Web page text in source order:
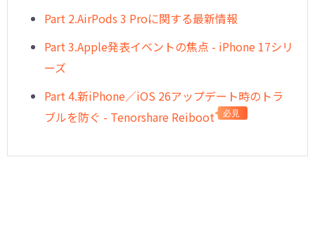
Part 2.AirPods 3 Proに関する最新情報
Part 3.Apple発表イベントの焦点 - iPhone 17シリ
ーズ
Part 4.新iPhone／iOS 26アップデート時のトラ
ブルを防ぐ - Tenorshare Reiboot
必見